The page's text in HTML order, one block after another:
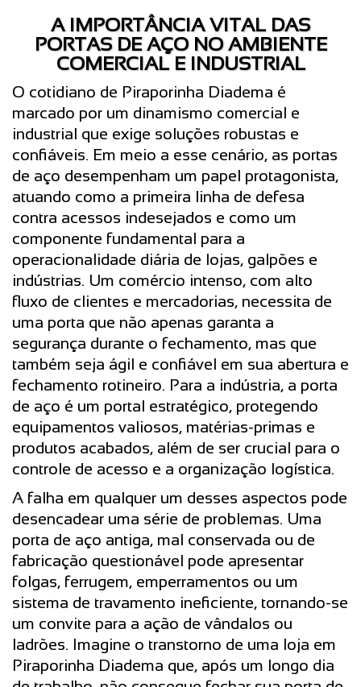
A IMPORTÂNCIA VITAL DAS
PORTAS DE AÇO NO AMBIENTE
COMERCIAL E INDUSTRIAL
O cotidiano de Piraporinha Diadema é
marcado por um dinamismo comercial e
industrial que exige soluções robustas e
confiáveis. Em meio a esse cenário, as portas
de aço desempenham um papel protagonista,
atuando como a primeira linha de defesa
contra acessos indesejados e como um
componente fundamental para a
operacionalidade diária de lojas, galpões e
indústrias. Um comércio intenso, com alto
fluxo de clientes e mercadorias, necessita de
uma porta que não apenas garanta a
segurança durante o fechamento, mas que
também seja ágil e confiável em sua abertura e
fechamento rotineiro. Para a indústria, a porta
de aço é um portal estratégico, protegendo
equipamentos valiosos, matérias-primas e
produtos acabados, além de ser crucial para o
controle de acesso e a organização logística.
A falha em qualquer um desses aspectos pode
desencadear uma série de problemas. Uma
porta de aço antiga, mal conservada ou de
fabricação questionável pode apresentar
folgas, ferrugem, emperramentos ou um
sistema de travamento ineficiente, tornando-se
um convite para a ação de vândalos ou
ladrões. Imagine o transtorno de uma loja em
Piraporinha Diadema que, após um longo dia